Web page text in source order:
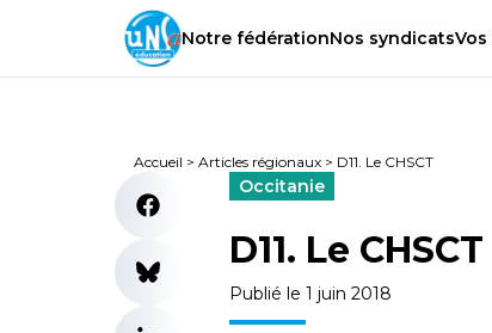
Notre fédérationNos syndicatsVos
Accueil > Articles régionaux > D11. Le CHSCT
Occitanie
D11. Le CHSCT
Publié le 1 juin 2018